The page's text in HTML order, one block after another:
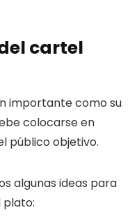
cartel
importante como su
colocarse en
público objetivo.
algunas ideas para
plato: